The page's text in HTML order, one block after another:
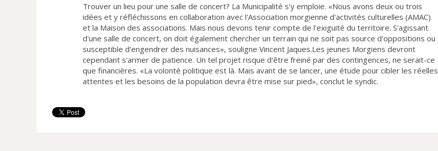
Trouver un lieu pour une salle de concert? La Municipalité s'y emploie. «Nous avons deux ou trois
idées et y réfléchissons en collaboration avec l'Association morgienne d'activités culturelles (AMAC)
et la Maison des associations. Mais nous devons tenir compte de l'exiguité du territoire. S'agissant
d'une salle de concert, on doit également chercher un terrain qui ne soit pas source d'oppositions ou
susceptible d'engendrer des nuisances», souligne Vincent Jaques.Les jeunes Morgiens devront
cependant s'armer de patience. Un tel projet risque d'être freiné par des contingences, ne serait-ce
que financières. «La volonté politique est là. Mais avant de se lancer, une étude pour cibler les réelles
attentes et les besoins de la population devra être mise sur pied», conclut le syndic.